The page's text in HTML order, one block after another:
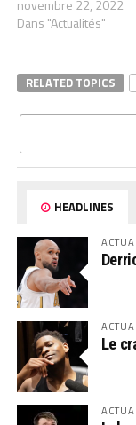
novembre 22, 2022
Dans "Actualités"
RELATED TOPICS
HEADLINES
Le